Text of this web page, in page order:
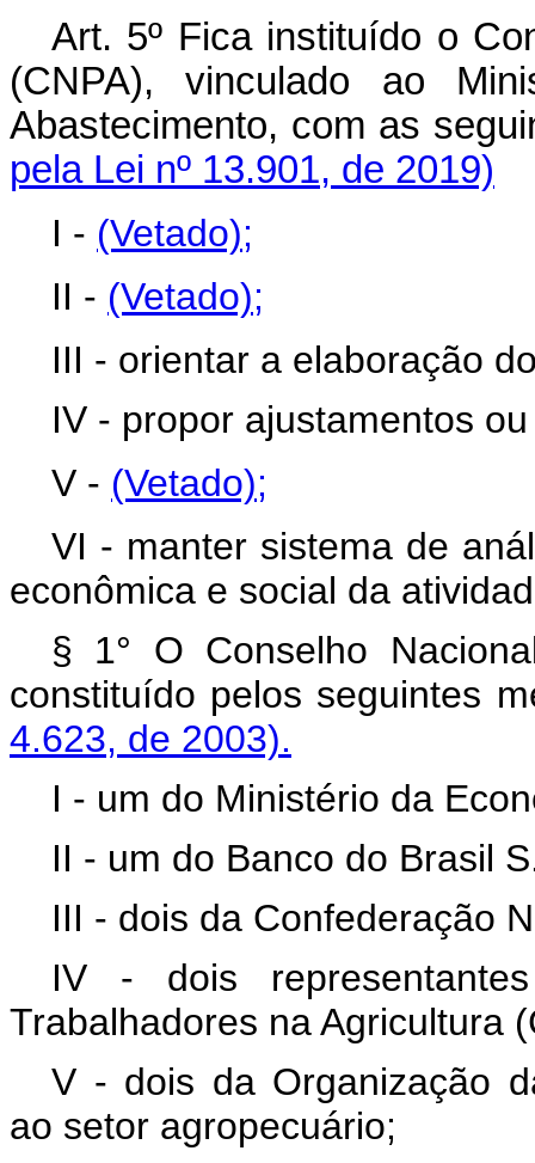
Art. 5º Fica instituído o
(CNPA), vinculado ao
Abastecimento, com as
pela Lei nº 13.901, de 2019)
I - (Vetado);
II - (Vetado);
III - orientar a elaboração
IV - propor ajustamentos
V - (Vetado);
VI - manter sistema de
econômica e social da
§ 1° O Conselho
constituído pelos
4.623, de 2003).
I - um do Ministério da
II - um do Banco do Brasil
III - dois da Confederação
IV - dois
Trabalhadores na Agricultura
V - dois da Organização
ao setor agropecuário;